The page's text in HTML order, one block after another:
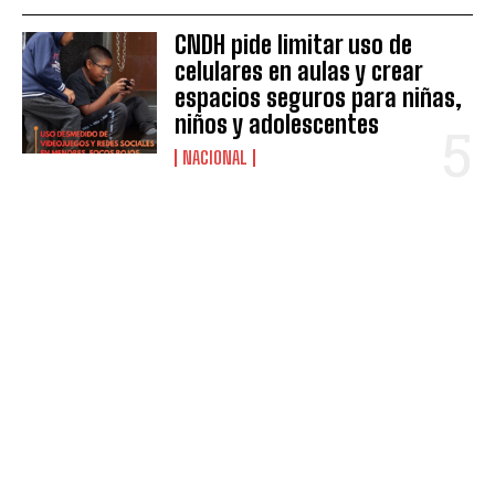
CNDH pide limitar uso de
celulares en aulas y crear
espacios seguros para niñas,
niños y adolescentes
NACIONAL